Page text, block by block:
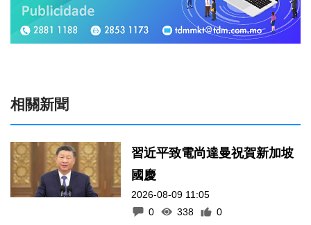
相關新聞
習近平致電尚達曼祝賀新加坡
國慶
2026-08-09 11:05
0
338 0